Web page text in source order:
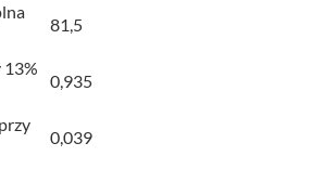
81,5
13%
0,935
0,039